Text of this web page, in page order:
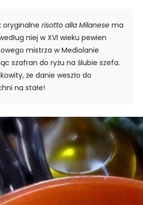
oryginalne risotto alla Milanese ma
niej w XVI wieku pewien
mistrza w Mediolanie
szafran do ryżu na ślubie szefa.
że danie weszło do
na stałe!